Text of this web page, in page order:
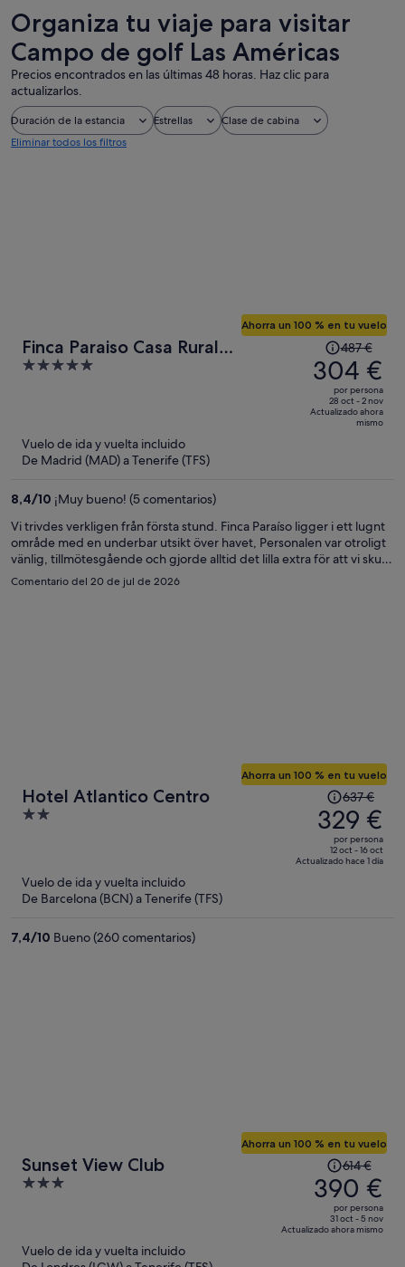
Organiza tu viaje para visitar
Campo de golf Las Américas
Precios encontrados en las últimas 48 horas. Haz clic para
actualizarlos.
Duración de la estancia Estrellas
Clase de cabina
Eliminar todos los filtros
Finca Paraiso Casa Rural
Tenerife
5
Ahorra un 100 % en tu vuelo
precio
era
487 €,
persona
487 €
304 €
por persona
28 oct - 2 nov
Actualizado ahora
mismo
Vuelo de ida y vuelta incluido
De Madrid (MAD) a Tenerife (TFS)
8,4/10 ¡Muy bueno! (5 comentarios)
Vi trivdes verkligen från första stund. Finca Paraíso ligger i ett lugnt
område med en underbar utsikt över havet, Personalen var otroligt
vänlig, tillmötesgående och gjorde alltid det lilla extra för att vi skulle
känna oss välkomna. Boendet var rustikt och charmigt, med en
mysig känsla och mycket god standard när det gäller renlighet.
Comentario del 20 de jul de 2026
Hotel Atlantico Centro
2
5
Ahorra un 100 % en tu vuelo
El
precio
era
de
637 €,
637 €
329 €
por persona
12 oct - 16 oct
Actualizado hace 1 día
Vuelo de ida y vuelta incluido
De Barcelona (BCN) a Tenerife (TFS)
7,4/10 Bueno (260 comentarios)
Sunset View Club
3
Ahorra un 100 % en tu vuelo
precio
era
614 €,
614 €
390 €
por persona
31 oct - 5 nov
Actualizado ahora mismo
Vuelo de ida y vuelta incluido